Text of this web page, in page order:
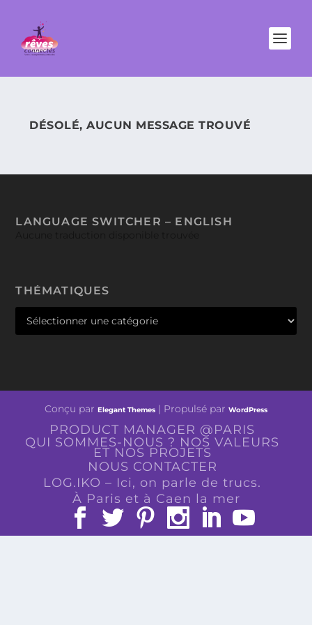
DÉSOLÉ, AUCUN MESSAGE TROUVÉ
LANGUAGE SWITCHER – ENGLISH
THÉMATIQUES
Conçu par Elegant Themes | Propulsé par WordPress
PRODUCT MANAGER @PARIS
QUI SOMMES-NOUS ? NOS VALEURS
ET NOS PROJETS
NOUS CONTACTER
LOG.IKO – Ici, on parle de trucs.
À Paris et à Caen la mer